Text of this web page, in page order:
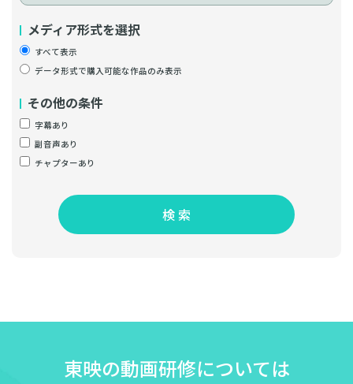
メディア形式を選択
すべて表示
データ形式で購入可能な作品のみ表示
その他の条件
字幕あり
副音声あり
チャプターあり
検 索
東映の動画研修については